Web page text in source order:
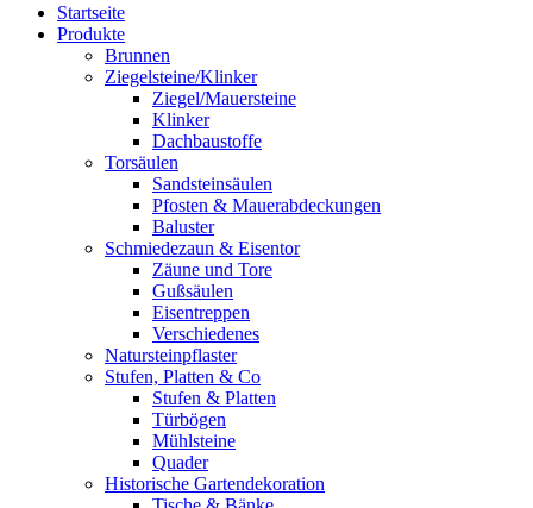
Startseite
Produkte
Brunnen
Ziegelsteine/Klinker
Ziegel/Mauersteine
Klinker
Dachbaustoffe
Torsäulen
Sandsteinsäulen
Pfosten & Mauerabdeckungen
Baluster
Schmiedezaun & Eisentor
Zäune und Tore
Gußsäulen
Eisentreppen
Verschiedenes
Natursteinpflaster
Stufen, Platten & Co
Stufen & Platten
Türbögen
Mühlsteine
Quader
Historische Gartendekoration